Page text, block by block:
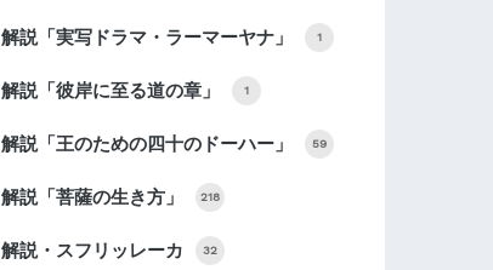
解説「実写ドラマ・ラーマーヤナ」 1
解説「彼岸に至る道の章」 1
解説「王のための四十のドーハー」 59
解説「菩薩の生き方」 218
解説・スフリッレーカ 32